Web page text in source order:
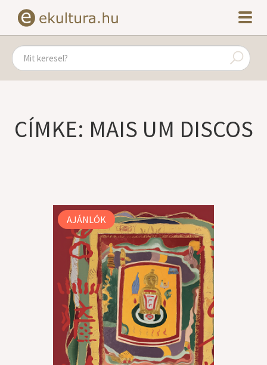
CÍMKE: MAIS UM DISCOS
AJÁNLÓK